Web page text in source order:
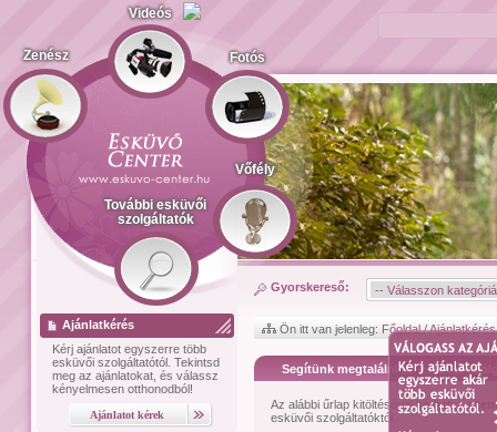
Zenész
Videós
Fotós
Vőfély
További esküvői
szolgáltatók
Ajánlatkérés
Kérj ajánlatot egyszerre több
esküvői szolgáltatótól. Tekintsd
meg az ajánlatokat, és válassz
kényelmesen otthonodból!
Gyorskereső:
Ön itt van jelenleg: Főoldal/Ajánlatkérés
Segítünk megtalálni az esküvői
Az alábbi űrlap kitöltésével kérhetsz
esküvői szolgáltatóktól.